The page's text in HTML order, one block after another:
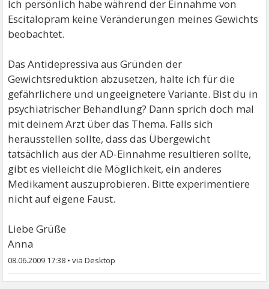
Ich persönlich habe während der Einnahme von
Escitalopram keine Veränderungen meines Gewichts
beobachtet.
Das Antidepressiva aus Gründen der
Gewichtsreduktion abzusetzen, halte ich für die
gefährlichere und ungeeignetere Variante. Bist du in
psychiatrischer Behandlung? Dann sprich doch mal
mit deinem Arzt über das Thema. Falls sich
herausstellen sollte, dass das Übergewicht
tatsächlich aus der AD-Einnahme resultieren sollte,
gibt es vielleicht die Möglichkeit, ein anderes
Medikament auszuprobieren. Bitte experimentiere
nicht auf eigene Faust.
Liebe Grüße
Anna
08.06.2009 17:38 •